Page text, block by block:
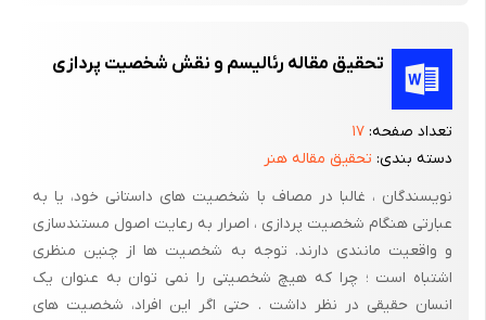
تحقیق مقاله رئالیسم و نقش شخصیت پردازی
تعداد صفحه: ۱۷
دسته بندی: تحقیق مقاله هنر
نویسندگان ، غالبا در مصاف با شخصیت های داستانی خود، یا به
عبارتی هنگام شخصیت پردازی ، اصرار به رعایت اصول مستندسازی
و واقعیت مانندی دارند. توجه به شخصیت ها از چنین منظری
اشتباه است ؛ چرا که هیچ شخصیتی را نمی توان به عنوان یک
انسان حقیقی در نظر داشت . حتی اگر این افراد، شخصیت های